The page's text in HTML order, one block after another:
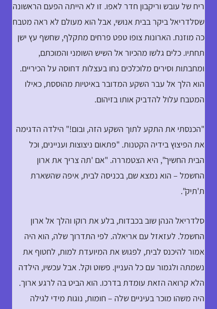
ריח של עובש וריקבון חדר לאפו. זו לא הייתה הפעם הראשונה
שסלדריאל ביקר בבית אנושי, אבל הוא מעולם לא ראה מטבח
כה מוזנח. הארונות צופו טפט פרחים מתקלף, שחשף עץ ישן
תחתיו. כלים גלשו מהכיור אל השיש השומני והמוכתם,
ומחבתות וסירים מלוכלכים נחו בעצלות דחוסה על הכיריים.
הוא הלך אל עבר השקע המדובר באיטיות מהוססת, כאילו
המטבח עלול להדביק אותו בזיהום.
"הכנסתי את התקע לתוך השקע הזה, ובום!" הילדה הדגימה
את הפיצוץ בידיה הקטנות. "פתאום ניצוצות ועניינים, וכל
הבית החשיך", היא הצטמררה. "אם 'תה צריך את ארון
החשמל – הוא נמצא שם, בכניסה לבית, איפה שהשארת
ת'תיק".
סלדריאל הנהן שוב בכבדות, בלע את רוקו והלך אל ארון
החשמל. לעזאזל עם אריאלה. לפי התדרוך שלה, הוא היה
אמור להיכנס לבית, לפגוש את המיועדת למות, לחטוף את
נשמתה ולגמור עם כל העניין. פשוט וקל. אבל עכשיו, הילדה
הלא קרואה הזאת עומדת בדרכו. הוא הביט בה לרגע ארוך.
היה משהו מוכר בעיניים שלה – חומות, נוגות מידי לגילה